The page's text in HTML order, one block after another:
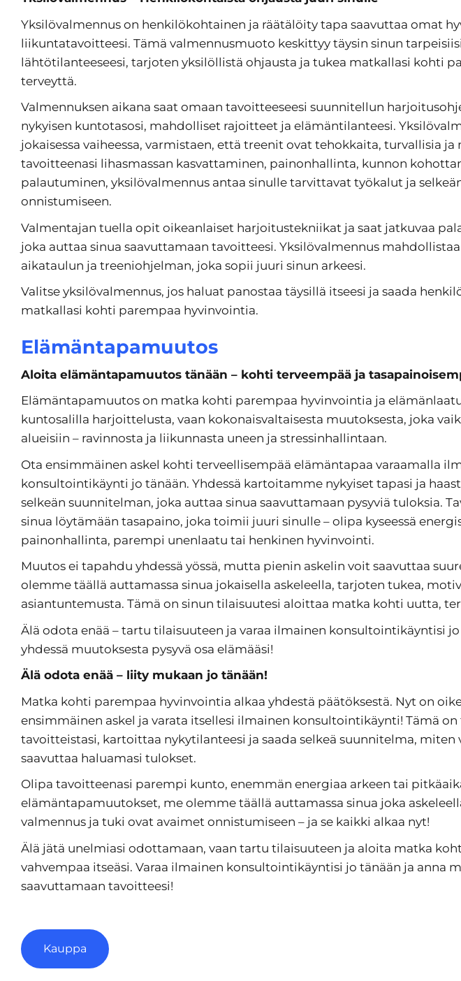
Yksilövalmennus on henkilökohtainen ja räätälöity tapa saavuttaa omat
liikuntatavoitteesi. Tämä valmennusmuoto keskittyy täysin sinun
lähtötilanteeseesi, tarjoten yksilöllistä ohjausta ja tukea matkallasi kohti
terveyttä.
Valmennuksen aikana saat omaan tavoitteeseesi suunnitellun
nykyisen kuntotasosi, mahdolliset rajoitteet ja elämäntilanteesi.
jokaisessa vaiheessa, varmistaen, että treenit ovat tehokkaita, turvallisia
tavoitteenasi lihasmassan kasvattaminen, painonhallinta, kunnon
palautuminen, yksilövalmennus antaa sinulle tarvittavat työkalut ja
onnistumiseen.
Valmentajan tuella opit oikeanlaiset harjoitustekniikat ja saat jatkuvaa
joka auttaa sinua saavuttamaan tavoitteesi. Yksilövalmennus
aikataulun ja treeniohjelman, joka sopii juuri sinun arkeesi.
Valitse yksilövalmennus, jos haluat panostaa täysillä itseesi ja saada
matkallasi kohti parempaa hyvinvointia.
Elämäntapamuutos
Aloita elämäntapamuutos tänään – kohti terveempää ja
Elämäntapamuutos on matka kohti parempaa hyvinvointia ja
kuntosalilla harjoittelusta, vaan kokonaisvaltaisesta muutoksesta, joka
alueisiin – ravinnosta ja liikunnasta uneen ja stressinhallintaan.
Ota ensimmäinen askel kohti terveellisempää elämäntapaa varaamalla
konsultointikäynti jo tänään. Yhdessä kartoitamme nykyiset tapasi ja
selkeän suunnitelman, joka auttaa sinua saavuttamaan pysyviä tuloksia.
sinua löytämään tasapaino, joka toimii juuri sinulle – olipa kyseessä
painonhallinta, parempi unenlaatu tai henkinen hyvinvointi.
Muutos ei tapahdu yhdessä yössä, mutta pienin askelin voit saavuttaa
olemme täällä auttamassa sinua jokaisella askeleella, tarjoten tukea,
asiantuntemusta. Tämä on sinun tilaisuutesi aloittaa matka kohti uutta,
Älä odota enää – tartu tilaisuuteen ja varaa ilmainen konsultointikäyntisi jo
yhdessä muutoksesta pysyvä osa elämääsi!
Älä odota enää – liity mukaan jo tänään!
Matka kohti parempaa hyvinvointia alkaa yhdestä päätöksestä. Nyt on
ensimmäinen askel ja varata itsellesi ilmainen konsultointikäynti! Tämä
tavoitteistasi, kartoittaa nykytilanteesi ja saada selkeä suunnitelma, miten
saavuttaa haluamasi tulokset.
Olipa tavoitteenasi parempi kunto, enemmän energiaa arkeen tai
elämäntapamuutokset, me olemme täällä auttamassa sinua joka
valmennus ja tuki ovat avaimet onnistumiseen – ja se kaikki alkaa nyt!
Älä jätä unelmiasi odottamaan, vaan tartu tilaisuuteen ja aloita matka
vahvempaa itseäsi. Varaa ilmainen konsultointikäyntisi jo tänään ja anna
saavuttamaan tavoitteesi!
Kauppa